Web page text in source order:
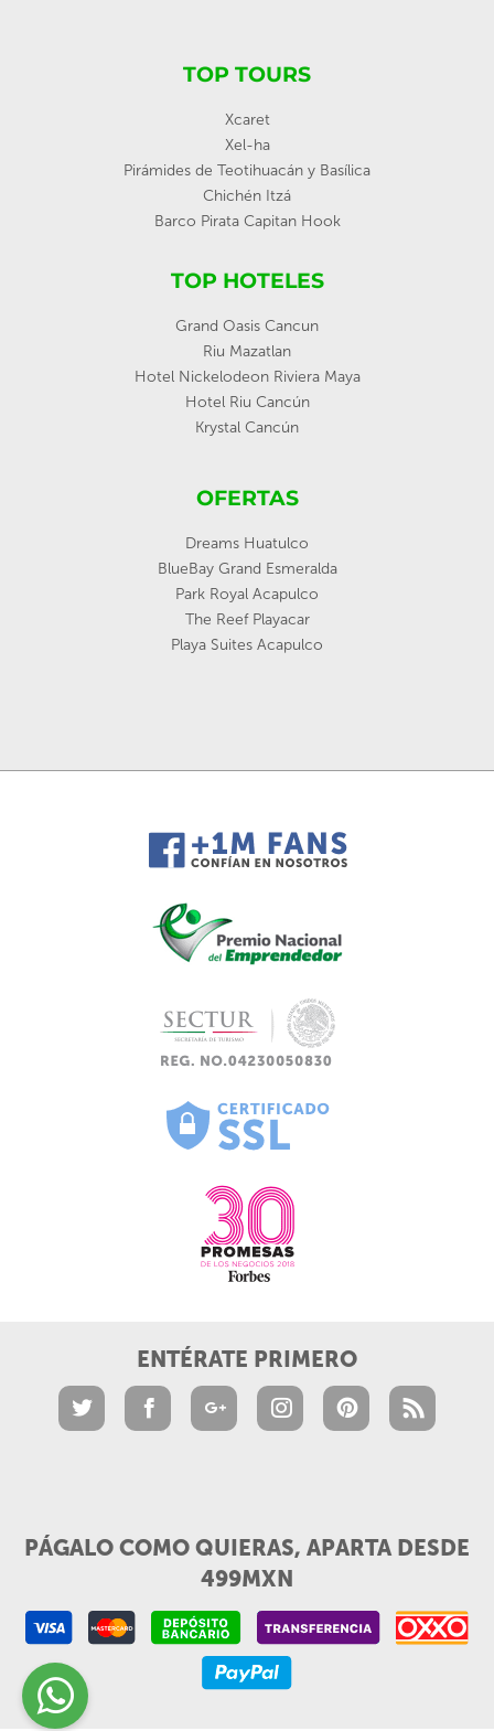
TOP TOURS
Xcaret
Xel-ha
Pirámides de Teotihuacán y Basílica
Chichén Itzá
Barco Pirata Capitan Hook
TOP HOTELES
Grand Oasis Cancun
Riu Mazatlan
Hotel Nickelodeon Riviera Maya
Hotel Riu Cancún
Krystal Cancún
OFERTAS
Dreams Huatulco
BlueBay Grand Esmeralda
Park Royal Acapulco
The Reef Playacar
Playa Suites Acapulco
ENTÉRATE PRIMERO
PÁGALO COMO QUIERAS, APARTA DESDE
499MXN